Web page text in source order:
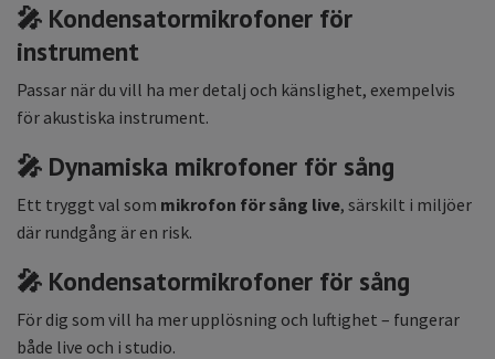
🎤 Kondensatormikrofoner för
instrument
Passar när du vill ha mer detalj och känslighet, exempelvis
för akustiska instrument.
🎤 Dynamiska mikrofoner för sång
Ett tryggt val som mikrofon för sång live, särskilt i miljöer
där rundgång är en risk.
🎤 Kondensatormikrofoner för sång
För dig som vill ha mer upplösning och luftighet – fungerar
både live och i studio.